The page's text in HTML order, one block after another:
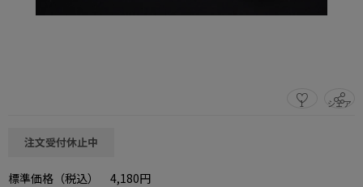
1 シェア
この商品をシェアする
注文受付休止中
標準価格（税込）
4,180円